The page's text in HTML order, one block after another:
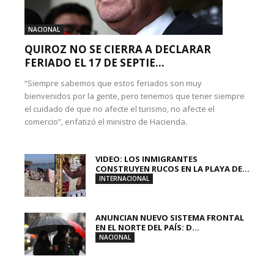
NACIONAL
QUIROZ NO SE CIERRA A DECLARAR
FERIADO EL 17 DE SEPTIE...
“Siempre sabemos que estos feriados son muy
bienvenidos por la gente, pero tenemos que tener siempre
el cuidado de que no afecte el turismo, no afecte el
comercio”, enfatizó el ministro de Hacienda.
VIDEO: LOS INMIGRANTES
CONSTRUYEN RUCOS EN LA PLAYA DE...
INTERNACIONAL
ANUNCIAN NUEVO SISTEMA FRONTAL
EN EL NORTE DEL PAÍS: D...
NACIONAL